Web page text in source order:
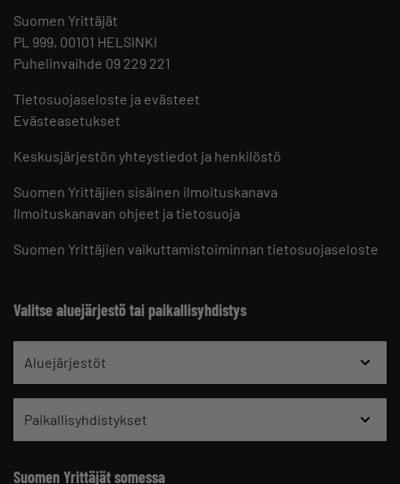
Suomen Yrittäjät
PL 999, 00101 HELSINKI
Puhelinvaihde 09 229 221
Tietosuojaseloste ja evästeet
Evästeasetukset
Keskusjärjestön yhteystiedot ja henkilöstö
Suomen Yrittäjien sisäinen ilmoituskanava
Ilmoituskanavan ohjeet ja tietosuoja
Suomen Yrittäjien vaikuttamistoiminnan tietosuojaseloste
Valitse aluejärjestö tai paikallisyhdistys
Aluejärjestöt
Paikallisyhdistykset
Suomen Yrittäjät somessa